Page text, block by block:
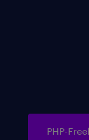
(vormals
PHP-